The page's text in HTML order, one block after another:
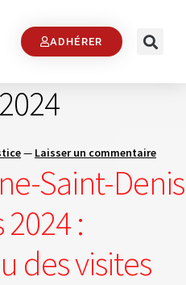
ADHÉRER
— Laisser un commentaire
Saint-Denis
:
des visites